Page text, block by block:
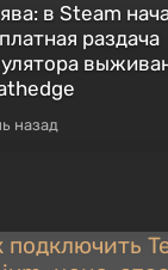
в Steam
раздача
назад